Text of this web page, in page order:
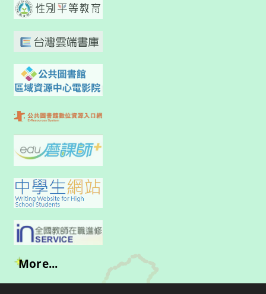
More...